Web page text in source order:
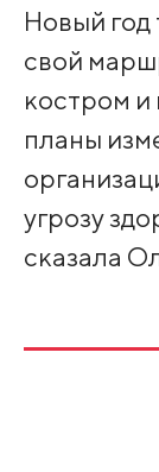
Новый год
свой
костром и
планы
угрозу
сказала